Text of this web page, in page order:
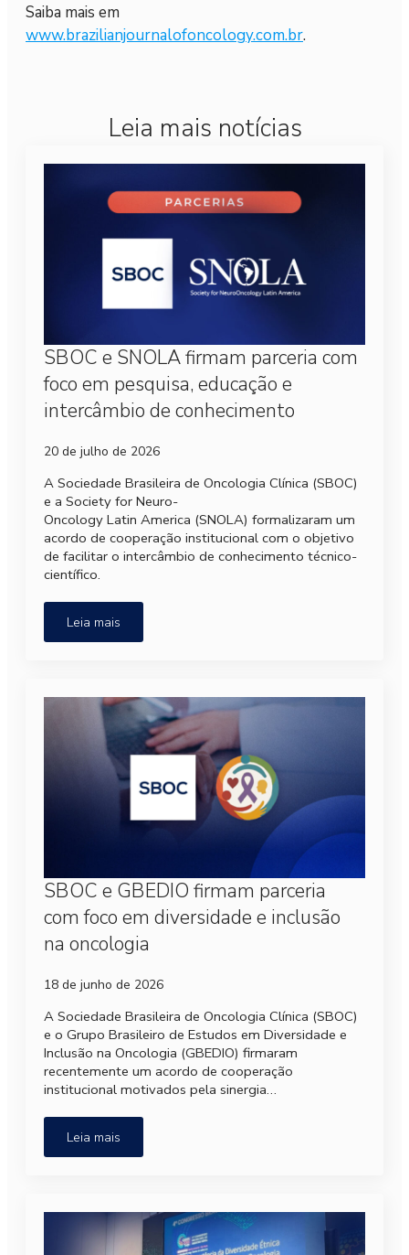
Saiba mais em
www.brazilianjournalofoncology.com.br.
Leia mais notícias
SBOC e SNOLA firmam parceria com
foco em pesquisa, educação e
intercâmbio de conhecimento
20 de julho de 2026
A Sociedade Brasileira de Oncologia Clínica (SBOC)
e a Society for Neuro-
Oncology Latin America (SNOLA) formalizaram um
acordo de cooperação institucional com o objetivo
de facilitar o intercâmbio de conhecimento técnico-
científico.
Leia mais
SBOC e GBEDIO firmam parceria
com foco em diversidade e inclusão
na oncologia
18 de junho de 2026
A Sociedade Brasileira de Oncologia Clínica (SBOC)
e o Grupo Brasileiro de Estudos em Diversidade e
Inclusão na Oncologia (GBEDIO) firmaram
recentemente um acordo de cooperação
institucional motivados pela sinergia…
Leia mais